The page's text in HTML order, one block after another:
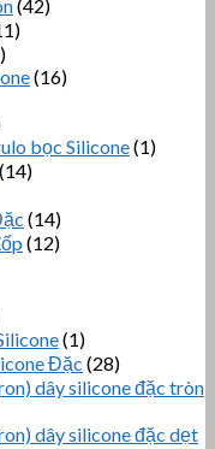
(42)
(16)
bọc Silicone(1)
(14)
(14)
(12)
(1)
Đặc (28)
dây silicone đặc tròn
dây silicone đặc dẹt